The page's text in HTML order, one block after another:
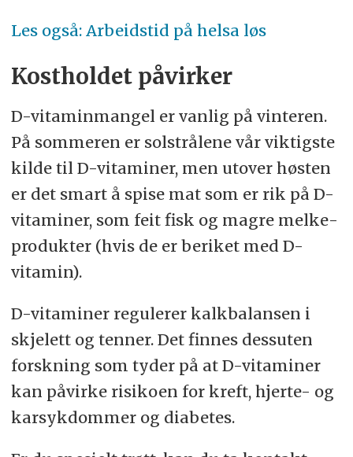
Les også: Arbeidstid på helsa løs
Kostholdet påvirker
D-vitaminmangel er vanlig på vinteren.
På sommeren er sol­strålene vår viktigste
kilde til D-vitaminer, men utover høsten
er det smart å spise mat som er rik på D-
vitaminer, som feit fisk og magre melke­
produkter (hvis de er beriket med D-
vitamin).
D-vitaminer regulerer kalk­balansen i
skjelett og tenner. Det finnes dessuten
forskning som tyder på at D-vitaminer
kan påvirke risikoen for kreft, hjerte- og
kar­syk­dommer og dia­betes.